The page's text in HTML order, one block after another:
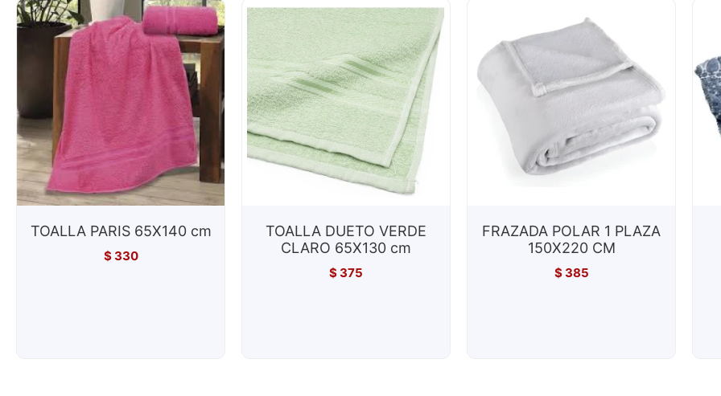
TOALLA PARIS 65X140 cm
$330
TOALLA DUETO VERDE
CLARO 65X130 cm
$ 375
FRAZADA POLAR 1 PLAZA
150X220 CM
$385